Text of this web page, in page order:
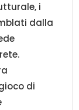
i
dalla
di